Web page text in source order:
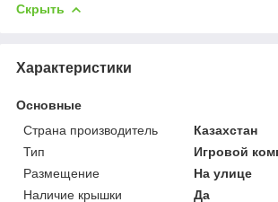
Скрыть
Характеристики
Основные
Страна производитель
Казахстан
Тип
Игровой
Размещение
На улице
Наличие крышки
Да